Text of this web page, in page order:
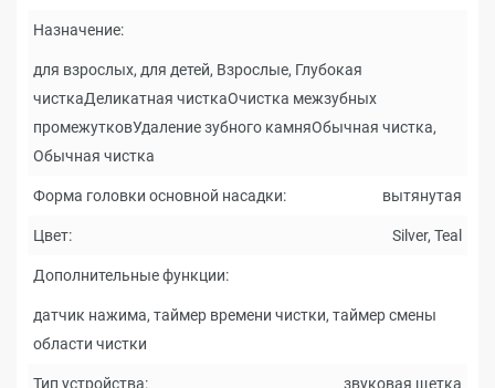
Назначение:
для взрослых, для детей, Взрослые, Глубокая
чисткаДеликатная чисткаОчистка межзубных
промежутковУдаление зубного камняОбычная чистка,
Обычная чистка
Форма головки основной насадки: вытянутая
Цвет: Silver, Teal
Дополнительные функции:
датчик нажима, таймер времени чистки, таймер смены
области чистки
Тип устройства: звуковая щетка